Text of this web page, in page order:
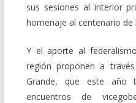
sus sesiones al interior
homenaje al centenario
Y el aporte al
región proponen a
Grande, que este año
encuentros de